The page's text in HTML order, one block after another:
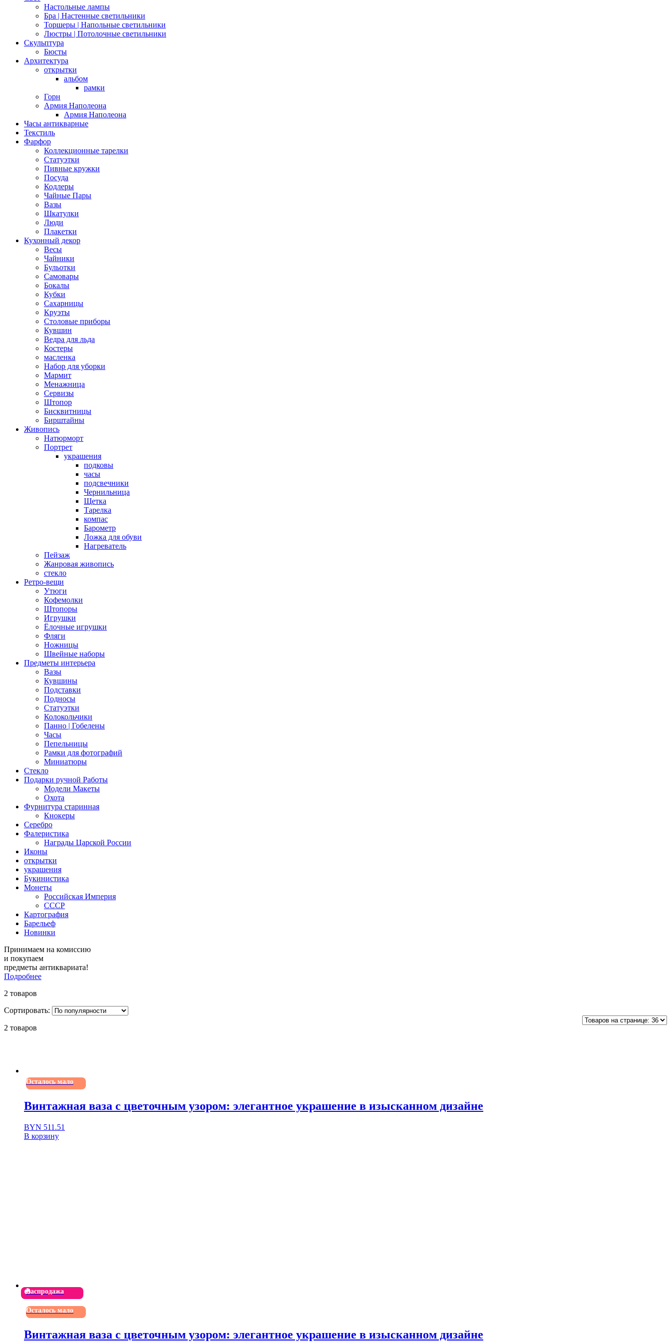
Настольные лампы
Бра | Настенные светильники
Торшеры | Напольные светильники
Люстры | Потолочные светильники
Скульптура
Бюсты
Архитектура
открытки
альбом
рамки
Горн
Армия Наполеона
Армия Наполеона
Часы антикварные
Текстиль
Фарфор
Коллекционные тарелки
Статуэтки
Пивные кружки
Посуда
Кодлеры
Чайные Пары
Вазы
Шкатулки
Люди
Плакетки
Кухонный декор
Весы
Чайники
Бульотки
Самовары
Бокалы
Кубки
Сахарницы
Круэты
Столовые приборы
Кувшин
Ведра для льда
Костеры
масленка
Набор для уборки
Мармит
Менажница
Сервизы
Штопор
Бисквитницы
Бирштайны
Живопись
Натюрморт
Портрет
украшения
подковы
часы
подсвечники
Чернильница
Щетка
Тарелка
компас
Барометр
Ложка для обуви
Нагреватель
Пейзаж
Жанровая живопись
стекло
Ретро-вещи
Утюги
Кофемолки
Штопоры
Игрушки
Ёлочные игрушки
Фляги
Ножницы
Швейные наборы
Предметы интерьера
Вазы
Кувшины
Подставки
Подносы
Статуэтки
Колокольчики
Панно | Гобелены
Часы
Пепельницы
Рамки для фотографий
Миниатюры
Стекло
Подарки ручной Работы
Модели Макеты
Охота
Фурнитура старинная
Кнокеры
Серебро
Фалеристика
Награды Царской России
Иконы
открытки
украшения
Букинистика
Монеты
Российская Империя
СССР
Картография
Барельеф
Новинки
Принимаем на комиссию
и покупаем
предметы антиквариата!
Подробнее
2 товаров
Сортировать:
2 товаров
Осталось мало
Винтажная ваза с цветочным узором: элегантное украшение в изысканном дизайне
BYN 511.51
В корзину
Распродажа
Осталось мало
Винтажная ваза с цветочным узором: элегантное украшение в изысканном дизайне